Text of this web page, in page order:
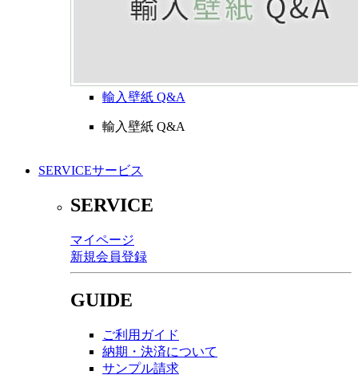
輸入壁紙 Q&A
輸入壁紙 Q&A
SERVICEサービス
SERVICE
マイページ
新規会員登録
GUIDE
ご利用ガイド
納期・決済について
サンプル請求